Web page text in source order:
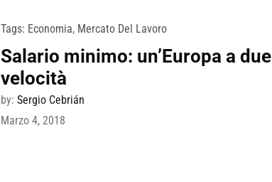
Tags: Economia, Mercato Del Lavoro
Salario minimo: un’Europa a due
velocità
by: Sergio Cebrián
Marzo 4, 2018